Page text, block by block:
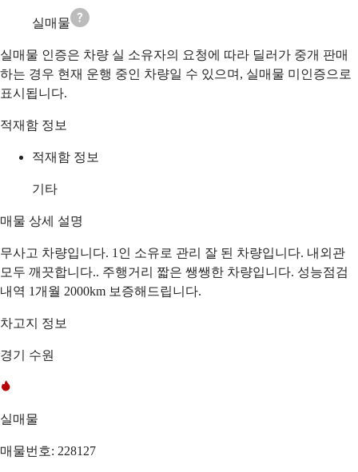
실매물
실매물 인증은 차량 실 소유자의 요청에 따라 딜러가 중개 판매
하는 경우 현재 운행 중인 차량일 수 있으며, 실매물 미인증으로
표시됩니다.
적재함 정보
적재함 정보
기타
매물 상세 설명
무사고 차량입니다. 1인 소유로 관리 잘 된 차량입니다. 내외관
모두 깨끗합니다.. 주행거리 짧은 쌩쌩한 차량입니다. 성능점검
내역 1개월 2000km 보증해드립니다.
차고지 정보
경기 수원
실매물
매물번호: 228127